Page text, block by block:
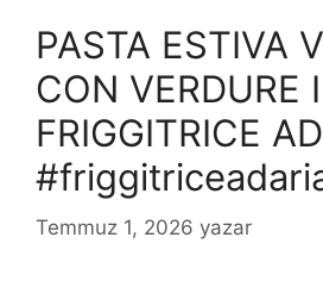
PASTA ESTIVA
CON VERDURE
FRIGGITRICE
Temmuz 1, 2026 yazar